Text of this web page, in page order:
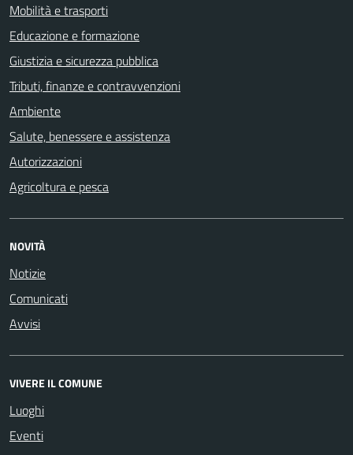
Mobilità e trasporti
Educazione e formazione
Giustizia e sicurezza pubblica
Tributi, finanze e contravvenzioni
Ambiente
Salute, benessere e assistenza
Autorizzazioni
Agricoltura e pesca
NOVITÀ
Notizie
Comunicati
Avvisi
VIVERE IL COMUNE
Luoghi
Eventi